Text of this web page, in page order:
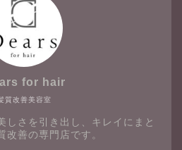
質改善美容室
for hair
しさを引き出し、キレイにまと
改善の専門店です。